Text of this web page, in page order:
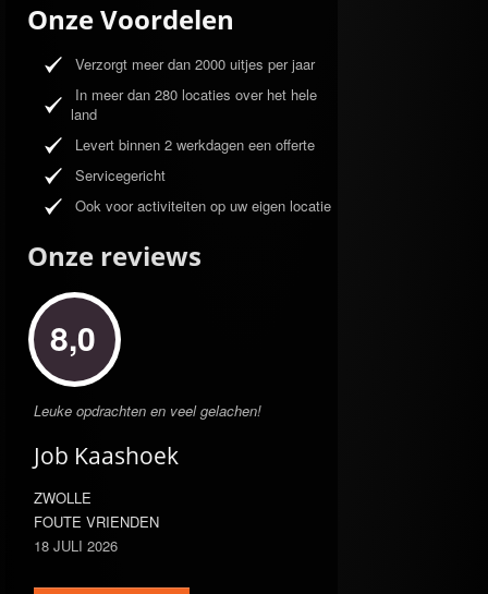
Onze Voordelen
Verzorgt meer dan 2000 uitjes per jaar
In meer dan 280 locaties over het hele
land
Levert binnen 2 werkdagen een offerte
Servicegericht
Ook voor activiteiten op uw eigen locatie
Onze reviews
8,0
Leuke opdrachten en veel gelachen!
Job Kaashoek
ZWOLLE
FOUTE VRIENDEN
18 JULI 2026